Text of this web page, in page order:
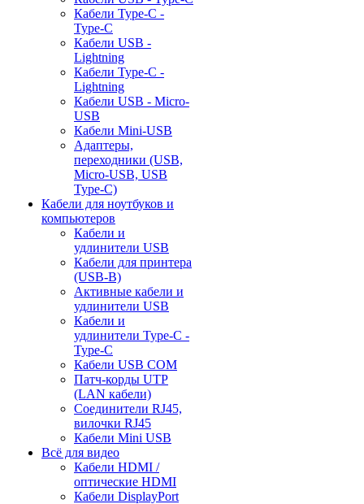
Кабели Type-C -
Type-C
Кабели USB -
Lightning
Кабели Type-C -
Lightning
Кабели USB - Micro-
USB
Кабели Mini-USB
Адаптеры,
переходники (USB,
Micro-USB, USB
Type-C)
Кабели для ноутбуков и
компьютеров
Кабели и
удлинители USB
Кабели для принтера
(USB-B)
Активные кабели и
удлинители USB
Кабели и
удлинители Type-C -
Type-C
Кабели USB COM
Патч-корды UTP
(LAN кабели)
Соединители RJ45,
вилочки RJ45
Кабели Mini USB
Всё для видео
Кабели HDMI /
оптические HDMI
Кабели DisplayPort